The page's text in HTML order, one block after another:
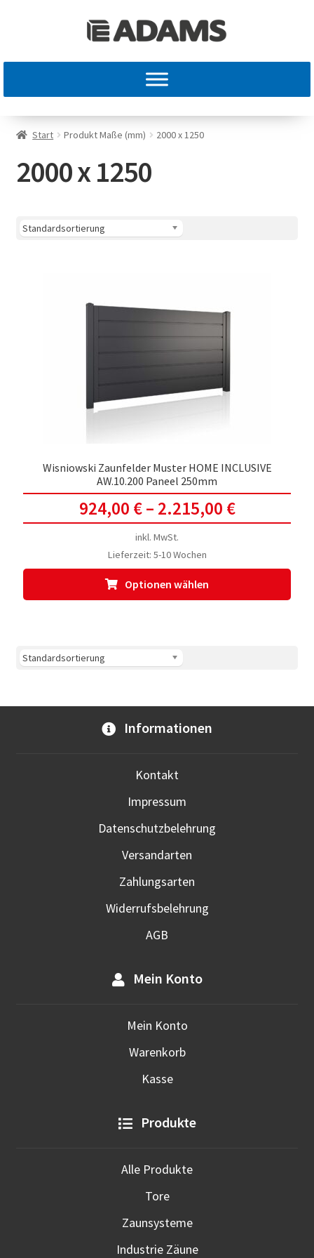
Start Produkt Maße (mm) 2000 x 1250
2000 x 1250
Wisniowski Zaunfelder Muster HOME INCLUSIVE
AW.10.200 Paneel 250mm
924,00 €– 2.215,00 €
inkl. MwSt.
Lieferzeit: 5-10 Wochen
Optionen wählen
Informationen
Kontakt
Impressum
Datenschutzbelehrung
Versandarten
Zahlungsarten
Widerrufsbelehrung
AGB
Mein Konto
Mein Konto
Warenkorb
Kasse
Produkte
Alle Produkte
Tore
Zaunsysteme
Industrie Zäune